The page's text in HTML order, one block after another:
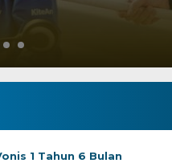
1 Tahun 6 Bulan